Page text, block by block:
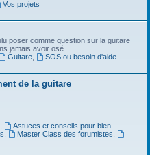
Vos projets
poser comme question sur la guitare
jamais avoir osé
Guitare,
SOS ou besoin d'aide
de la guitare
Astuces et conseils pour bien
Master Class des forumistes